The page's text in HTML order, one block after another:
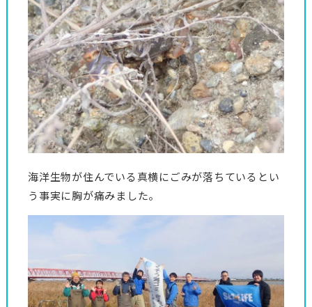
海洋生物が住んでいる真横にごみが落ちているとい
う事実に胸が痛みました。